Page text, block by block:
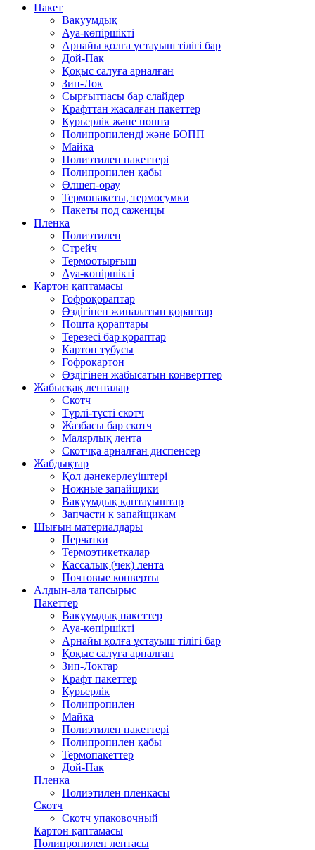
Пакет
Вакуумдық
Ауа-көпіршікті
Арнайы қолға ұстауыш тілігі бар
Дой-Пак
Қоқыс салуға арналған
Зип-Лок
Сырғытпасы бар слайдер
Крафттан жасалған пакеттер
Курьерлік және пошта
Полипропиленді және БОПП
Майка
Полиэтилен пакеттері
Полипропилен қабы
Өлшеп-орау
Термопакеты, термосумки
Пакеты под саженцы
Пленка
Полиэтилен
Стрейч
Термоотырғыш
Ауа-көпіршікті
Картон қаптамасы
Гофроқораптар
Өздігінен жиналатын қораптар
Пошта қораптары
Терезесі бар қораптар
Картон тубусы
Гофрокартон
Өздігінен жабысатын конверттер
Жабысқақ ленталар
Скотч
Түрлі-түсті скотч
Жазбасы бар скотч
Малярлық лента
Скотчқа арналған диспенсер
Жабдықтар
Қол дәнекерлеуіштері
Ножные запайщики
Вакуумдық қаптауыштар
Запчасти к запайщикам
Шығын материалдары
Перчатки
Термоэтикеткалар
Кассалық (чек) лента
Почтовые конверты
Алдын-ала тапсырыс
Пакеттер
Вакуумдық пакеттер
Ауа-көпіршікті
Арнайы қолға ұстауыш тілігі бар
Қоқыс салуға арналған
Зип-Локтар
Крафт пакеттер
Курьерлік
Полипропилен
Майка
Полиэтилен пакеттері
Полипропилен қабы
Термопакеттер
Дой-Пак
Пленка
Полиэтилен пленкасы
Скотч
Скотч упаковочный
Картон қаптамасы
Полипропилен лентасы